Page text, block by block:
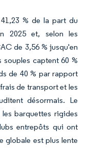
% de la part du
2025 et, selon les
de 3,56 % jusqu'en
souples captent 60 %
de 40 % par rapport
de transport et les
désormais. Le
barquettes rigides
entrepôts qui ont
globale est plus lente